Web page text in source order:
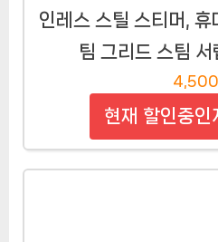
인레스 스틸 스티머,
팀 그리드 스팀
4,500
현재 할인중인